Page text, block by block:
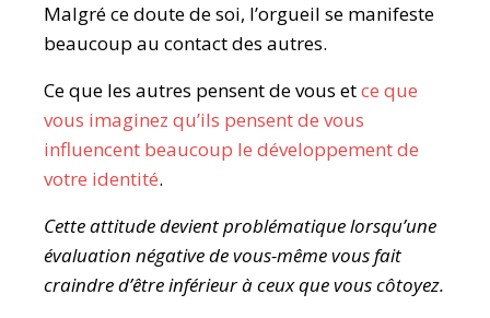
Malgré ce doute de soi, l’orgueil se manifeste
beaucoup au contact des autres.
Ce que les autres pensent de vous etce que
vous imaginez qu’ils pensent de vous
influencent beaucoup le développement de
votre identité.
Cette attitude devient problématique lorsqu’une
évaluation négative de vous-même vous fait
craindre d’être inférieur à ceux que vous côtoyez.